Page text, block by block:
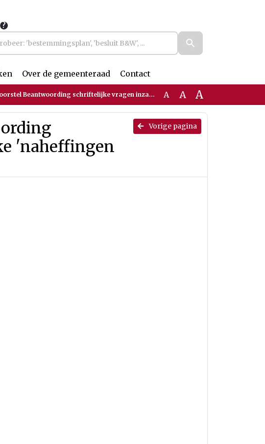
Over de gemeenteraad Contact
Beantwoording schriftelijke vragen inzake 'naheffingen energiekosten' A A A
Vorige pagina
'naheffingen